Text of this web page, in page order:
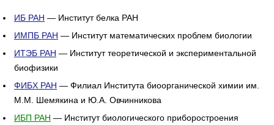
ИБ РАН — Институт белка РАН
ИМПБ РАН — Институт математических проблем биологии
ИТЭБ РАН — Институт теоретической и экспериментальной
биофизики
ФИБХ РАН — Филиал Института биоорганической химии им.
М.М. Шемякина и Ю.А. Овчинникова
ИБП РАН — Институт биологического приборостроения